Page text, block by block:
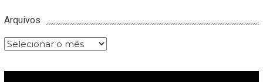
Arquivos
Arquivos